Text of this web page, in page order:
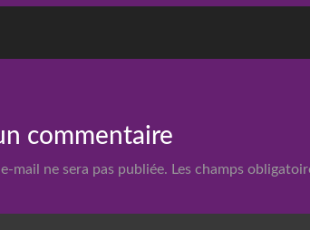
commentaire
mail ne sera pas publiée. Les champs